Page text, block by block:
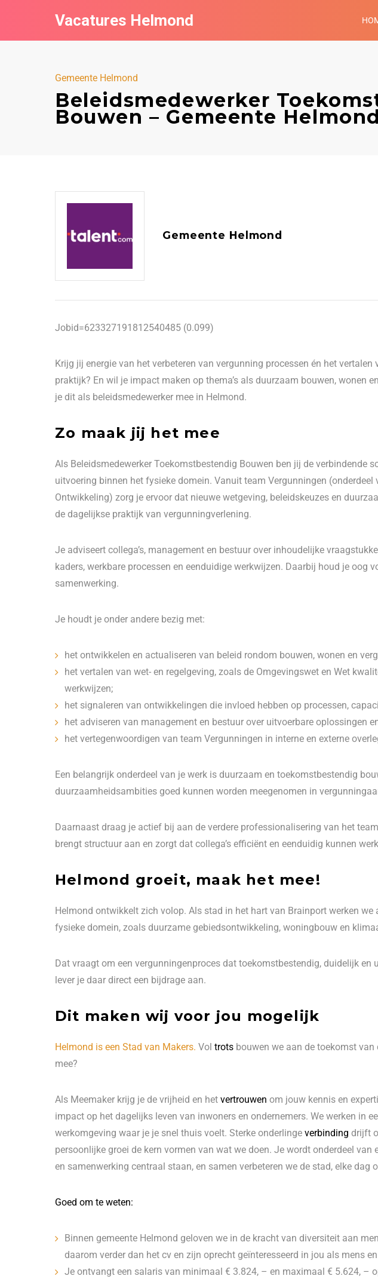
Vacatures Helmond
Gemeente Helmond
Beleidsmedewerker
Bouwen – Gemeente
Gemeente Helmond
Jobid=623327191812540485 (0.099)
Krijg jij energie van het verbeteren van vergunning processen én het vertalen
praktijk? En wil je impact maken op thema’s als duurzaam bouwen, wonen
je dit als beleidsmedewerker mee in Helmond.
Zo maak jij het mee
Als Beleidsmedewerker Toekomstbestendig Bouwen ben jij de verbindende
uitvoering binnen het fysieke domein. Vanuit team Vergunningen (onderdeel
Ontwikkeling) zorg je ervoor dat nieuwe wetgeving, beleidskeuzes en
de dagelijkse praktijk van vergunningverlening.
Je adviseert collega’s, management en bestuur over inhoudelijke
kaders, werkbare processen en eenduidige werkwijzen. Daarbij houd je oog
samenwerking.
Je houdt je onder andere bezig met:
het ontwikkelen en actualiseren van beleid rondom bouwen, wonen en
het vertalen van wet- en regelgeving, zoals de Omgevingswet en Wet
werkwijzen;
het signaleren van ontwikkelingen die invloed hebben op processen,
het adviseren van management en bestuur over uitvoerbare oplossingen
het vertegenwoordigen van team Vergunningen in interne en externe
Een belangrijk onderdeel van je werk is duurzaam en toekomstbestendig
duurzaamheidsambities goed kunnen worden meegenomen in
Daarnaast draag je actief bij aan de verdere professionalisering van het
brengt structuur aan en zorgt dat collega’s efficiënt en eenduidig kunnen
Helmond groeit, maak het mee!
Helmond ontwikkelt zich volop. Als stad in het hart van Brainport werken we
fysieke domein, zoals duurzame gebiedsontwikkeling, woningbouw en
Dat vraagt om een vergunningenproces dat toekomstbestendig, duidelijk en
lever je daar direct een bijdrage aan.
Dit maken wij voor jou mogelijk
Helmond is een Stad van Makers. Vol trots bouwen we aan de toekomst
mee?
Als Meemaker krijg je de vrijheid en het vertrouwen om jouw kennis en
impact op het dagelijks leven van inwoners en ondernemers. We werken in
werkomgeving waar je je snel thuis voelt. Sterke onderlinge verbinding drijft
persoonlijke groei de kern vormen van wat we doen. Je wordt onderdeel
en samenwerking centraal staan, en samen verbeteren we de stad, elke dag
Goed om te weten:
Binnen gemeente Helmond geloven we in de kracht van diversiteit aan
daarom verder dan het cv en zijn oprecht geïnteresseerd in jou als mens
Je ontvangt een salaris van minimaal € 3.824, – en maximaal € 5.624, –